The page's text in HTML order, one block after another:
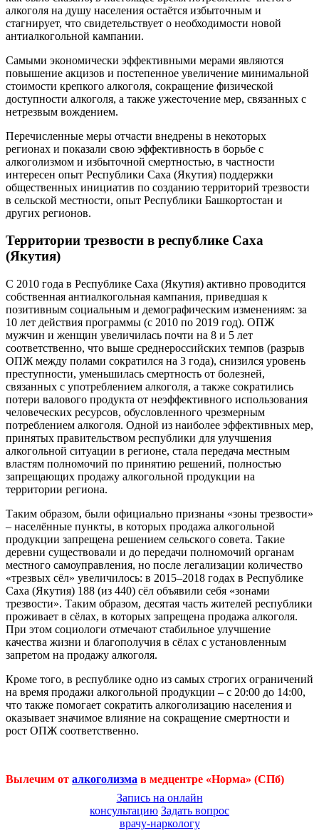
алкоголя на душу населения остаётся избыточным и
стагнирует, что свидетельствует о необходимости новой
антиалкогольной кампании.
Самыми экономически эффективными мерами являются
повышение акцизов и постепенное увеличение минимальной
стоимости крепкого алкоголя, сокращение физической
доступности алкоголя, а также ужесточение мер, связанных с
нетрезвым вождением.
Перечисленные меры отчасти внедрены в некоторых
регионах и показали свою эффективность в борьбе с
алкоголизмом и избыточной смертностью, в частности
интересен опыт Республики Саха (Якутия) поддержки
общественных инициатив по созданию территорий трезвости
в сельской местности, опыт Республики Башкортостан и
других регионов.
Территории трезвости в республике Саха
(Якутия)
С 2010 года в Республике Саха (Якутия) активно проводится
собственная антиалкогольная кампания, приведшая к
позитивным социальным и демографическим изменениям: за
10 лет действия программы (с 2010 по 2019 год). ОПЖ
мужчин и женщин увеличилась почти на 8 и 5 лет
соответственно, что выше среднероссийских темпов (разрыв
ОПЖ между полами сократился на 3 года), снизился уровень
преступности, уменьшилась смертность от болезней,
связанных с употреблением алкоголя, а также сократились
потери валового продукта от неэффективного использования
человеческих ресурсов, обусловленного чрезмерным
потреблением алкоголя. Одной из наиболее эффективных мер,
принятых правительством республики для улучшения
алкогольной ситуации в регионе, стала передача местным
властям полномочий по принятию решений, полностью
запрещающих продажу алкогольной продукции на
территории региона.
Таким образом, были официально признаны «зоны трезвости»
– населённые пункты, в которых продажа алкогольной
продукции запрещена решением сельского совета. Такие
деревни существовали и до передачи полномочий органам
местного самоуправления, но после легализации количество
«трезвых сёл» увеличилось: в 2015–2018 годах в Республике
Саха (Якутия) 188 (из 440) сёл объявили себя «зонами
трезвости». Таким образом, десятая часть жителей республики
проживает в сёлах, в которых запрещена продажа алкоголя.
При этом социологи отмечают стабильное улучшение
качества жизни и благополучия в сёлах с установленным
запретом на продажу алкоголя.
Кроме того, в республике одно из самых строгих ограничений
на время продажи алкогольной продукции – с 20:00 до 14:00,
что также помогает сократить алкоголизацию населения и
оказывает значимое влияние на сокращение смертности и
рост ОПЖ соответственно.
Вылечим от алкоголизма в медцентре «Норма» (СПб)
Запись на онлайн
консультацию Задать вопрос
врачу-наркологу